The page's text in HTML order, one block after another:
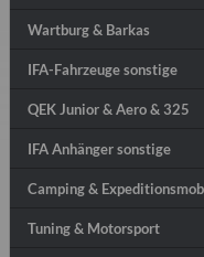
Wartburg & Barkas
IFA-Fahrzeuge sonstige
QEK Junior & Aero & 325
IFA Anhänger sonstige
Camping &
Tuning & Motorsport